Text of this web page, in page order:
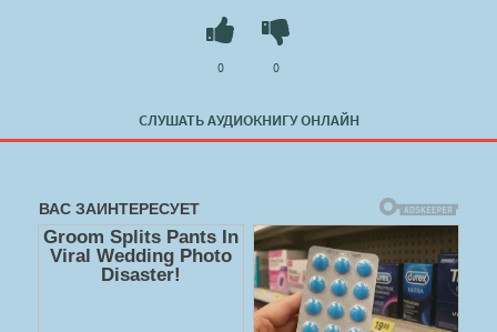
СЛУШАТЬ АУДИОКНИГУ ОНЛАЙН
0 0